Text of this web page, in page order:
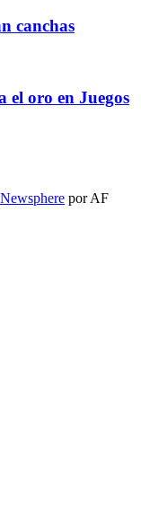
canchas
el oro en Juegos
Newsphere por AF